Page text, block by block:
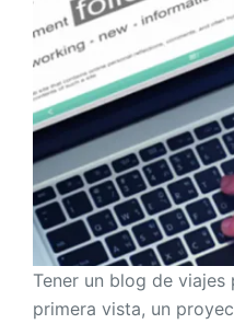
Tener un blog de viajes
primera vista, un